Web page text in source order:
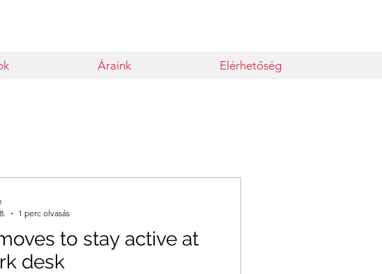
Áraink Elérhetőség
to stay active at
desk
1 perc olvasás